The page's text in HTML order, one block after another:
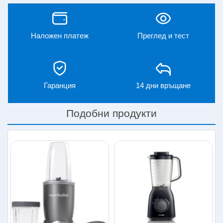
Екстракторът оптимизира храненето на повече от 10
милиона души по света. PRO 900 и предишната серия
кухненски блендери използва специална технология за
извличането на всички важни витамини и вещества от
смила и достига до полезните съставки дори на семена,
листа, стебла, кори и люспи. Блендерът PRO 900 със
своите специални остриета и вече по-мощен двигател
протеини и незаменими мастни киселини.
Обикновените сокоизтисквачки и кухненски блендери
нямат възможностите на това уникално устройство.
Получените напитки, коктейли и пюрета се наричат
Нутрибласт(Nutriblast), експлозивна смес от полезни
вещества. В забързаните ни и изпълнени със стрес
делници този блендер може да ни даде всички полезни
и необходими витамини и вещества концентрирани в
една чаша. Не винаги намираме време за хранене и се
чувстваме уморени, не сдъвкваме достатъчно храната!?
Просто за минути приготвяме нещо добро за тялото ни
Наложен платеж Преглед и тест
Гаранция 14 дни връщане
Подобни продукти